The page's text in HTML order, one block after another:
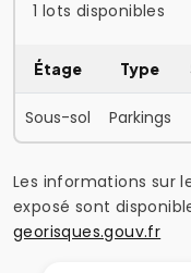
1 lots disponibles
Étage Type
Sous-sol Parkings
Les informations sur
exposé sont
georisques.gouv.fr